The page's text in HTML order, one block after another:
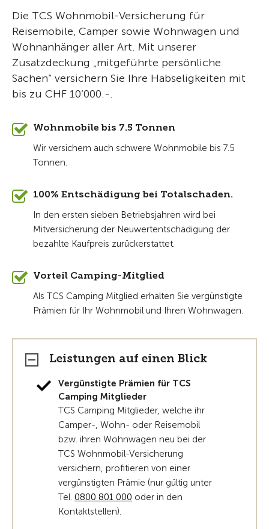
Die TCS Wohnmobil-Versicherung für
Reisemobile, Camper sowie Wohnwagen und
Wohnanhänger aller Art. Mit unserer
Zusatzdeckung „mitgeführte persönliche
Sachen“ versichern Sie Ihre Habseligkeiten mit
bis zu CHF 10‘000.-.
Wohnmobile bis 7.5 Tonnen
Wir versichern auch schwere Wohnmobile bis 7.5
Tonnen.
100% Entschädigung bei Totalschaden.
In den ersten sieben Betriebsjahren wird bei
Mitversicherung der Neuwertentschädigung der
bezahlte Kaufpreis zurückerstattet.
Vorteil Camping-Mitglied
Als TCS Camping Mitglied erhalten Sie vergünstigte
Prämien für Ihr Wohnmobil und Ihren Wohnwagen.
Leistungen auf einen Blick
Vergünstigte Prämien für TCS
Camping Mitglieder
TCS Camping Mitglieder, welche ihr
Camper-, Wohn- oder Reisemobil
bzw. ihren Wohnwagen neu bei der
TCS Wohnmobil-Versicherung
versichern, profitieren von einer
vergünstigten Prämie (nur gültig unter
Tel. 0800 801 000 oder in den
Kontaktstellen).